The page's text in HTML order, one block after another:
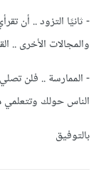
- ثانيًا التزود .. أن
والمجالات الأخرى ..
- الممارسة .. فلن
الناس حولك
بالتوفيق